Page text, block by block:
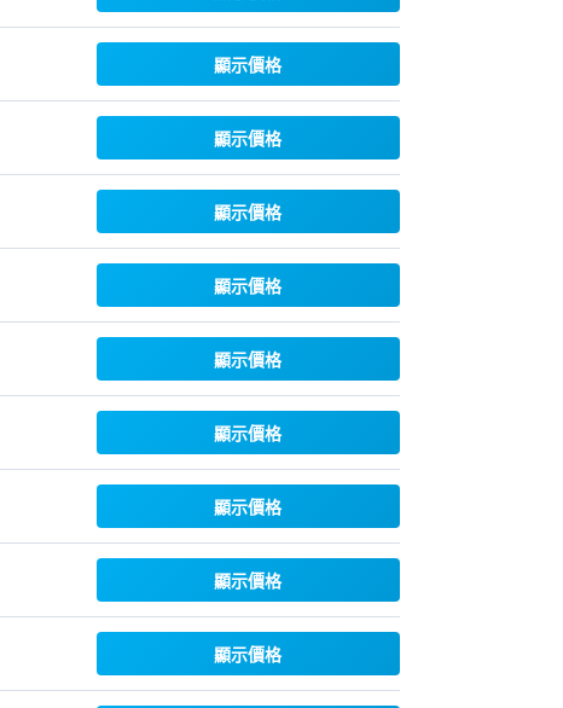
顯示價格
顯示價格
顯示價格
顯示價格
顯示價格
顯示價格
顯示價格
顯示價格
顯示價格